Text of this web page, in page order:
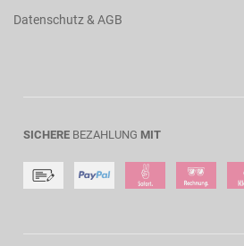
Datenschutz & AGB
SICHERE BEZAHLUNG MIT